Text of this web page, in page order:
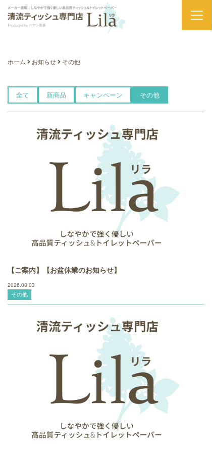
ホーム お知らせ その他
全て 新商品 キャンペーン その他
【ご案内】【お盆休業のお知らせ】
2026.08.03
その他